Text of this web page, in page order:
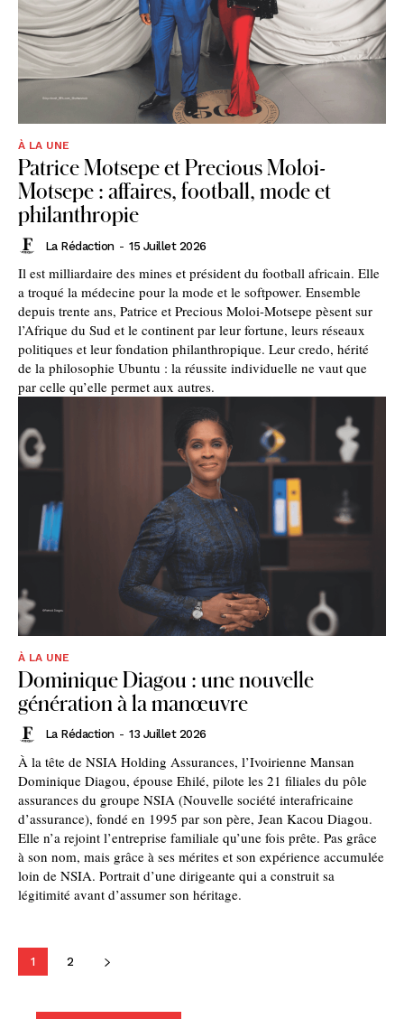
À LA UNE
Patrice Motsepe et Precious Moloi-
Motsepe : affaires, football, mode et
philanthropie
La Rédaction - 15 Juillet 2026
Il est milliardaire des mines et président du football africain. Elle
a troqué la médecine pour la mode et le softpower. Ensemble
depuis trente ans, Patrice et Precious Moloi-Motsepe pèsent sur
l’Afrique du Sud et le continent par leur fortune, leurs réseaux
politiques et leur fondation philanthropique. Leur credo, hérité
de la philosophie Ubuntu : la réussite individuelle ne vaut que
par celle qu’elle permet aux autres.
À LA UNE
Dominique Diagou : une nouvelle
génération à la manœuvre
La Rédaction - 13 Juillet 2026
À la tête de NSIA Holding Assurances, l’Ivoirienne Mansan
Dominique Diagou, épouse Ehilé, pilote les 21 filiales du pôle
assurances du groupe NSIA (Nouvelle société interafricaine
d’assurance), fondé en 1995 par son père, Jean Kacou Diagou.
Elle n’a rejoint l’entreprise familiale qu’une fois prête. Pas grâce
à son nom, mais grâce à ses mérites et son expérience accumulée
loin de NSIA. Portrait d’une dirigeante qui a construit sa
légitimité avant d’assumer son héritage.
1 2